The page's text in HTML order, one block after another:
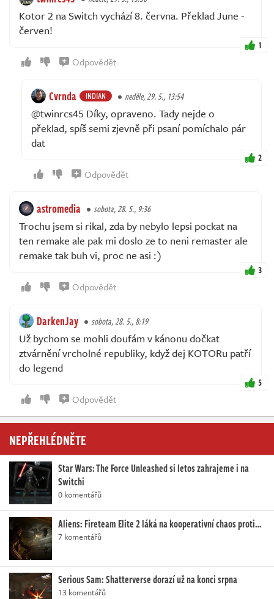
Kotor 2 na Switch vychází 8. června. Překlad June -
červen!
1
Odpovědět
Cvrnda INDIAN neděle, 29. 5., 13:54
@twinrcs45 Díky, opraveno. Tady nejde o
překlad, spíš semi zjevně při psaní pomíchalo pár
dat
2
Odpovědět
astromedia sobota, 28. 5., 9:36
Trochu jsem si rikal, zda by nebylo lepsi pockat na
ten remake ale pak mi doslo ze to neni remaster ale
remake tak buh vi, proc ne asi :)
3
Odpovědět
DarkenJay sobota, 28. 5., 8:19
Už bychom se mohli doufám v kánonu dočkat
ztvárnění vrcholné republiky, když dej KOTORu patří
do legend
5
Odpovědět
NEPŘEHLÉDNĚTE
Star Wars: The Force Unleashed si letos zahrajeme i na
Switchi
0 komentářů
Aliens: Fireteam Elite 2 láká na kooperativní chaos proti…
7 komentářů
Serious Sam: Shatterverse dorazí už na konci srpna
13 komentářů